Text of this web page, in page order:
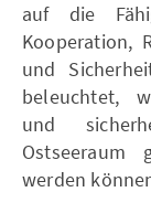
auf die
Kooperation,
und
beleuchtet,
und
Ostseeraum
werden